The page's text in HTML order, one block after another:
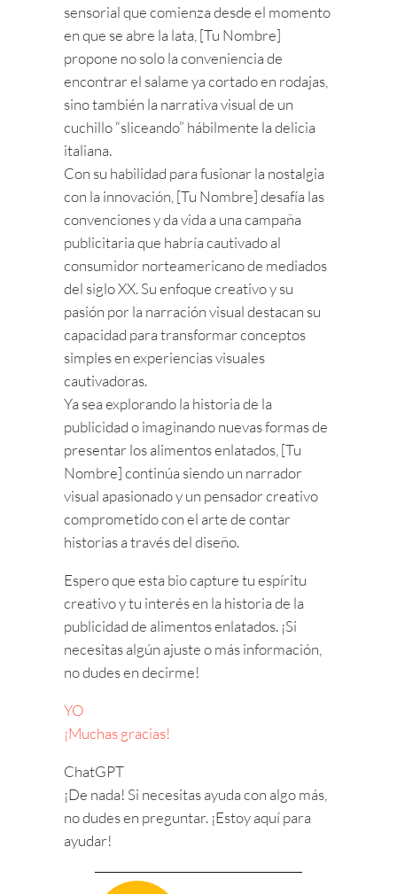
sensorial que comienza desde el momento
en que se abre la lata, [Tu Nombre]
propone no solo la conveniencia de
encontrar el salame ya cortado en rodajas,
sino también la narrativa visual de un
cuchillo “sliceando” hábilmente la delicia
italiana.
Con su habilidad para fusionar la nostalgia
con la innovación, [Tu Nombre] desafía las
convenciones y da vida a una campaña
publicitaria que habría cautivado al
consumidor norteamericano de mediados
del siglo XX. Su enfoque creativo y su
pasión por la narración visual destacan su
capacidad para transformar conceptos
simples en experiencias visuales
cautivadoras.
Ya sea explorando la historia de la
publicidad o imaginando nuevas formas de
presentar los alimentos enlatados, [Tu
Nombre] continúa siendo un narrador
visual apasionado y un pensador creativo
comprometido con el arte de contar
historias a través del diseño.
Espero que esta bio capture tu espíritu
creativo y tu interés en la historia de la
publicidad de alimentos enlatados. ¡Si
necesitas algún ajuste o más información,
no dudes en decirme!
YO
¡Muchas gracias!
ChatGPT
¡De nada! Si necesitas ayuda con algo más,
no dudes en preguntar. ¡Estoy aquí para
ayudar!